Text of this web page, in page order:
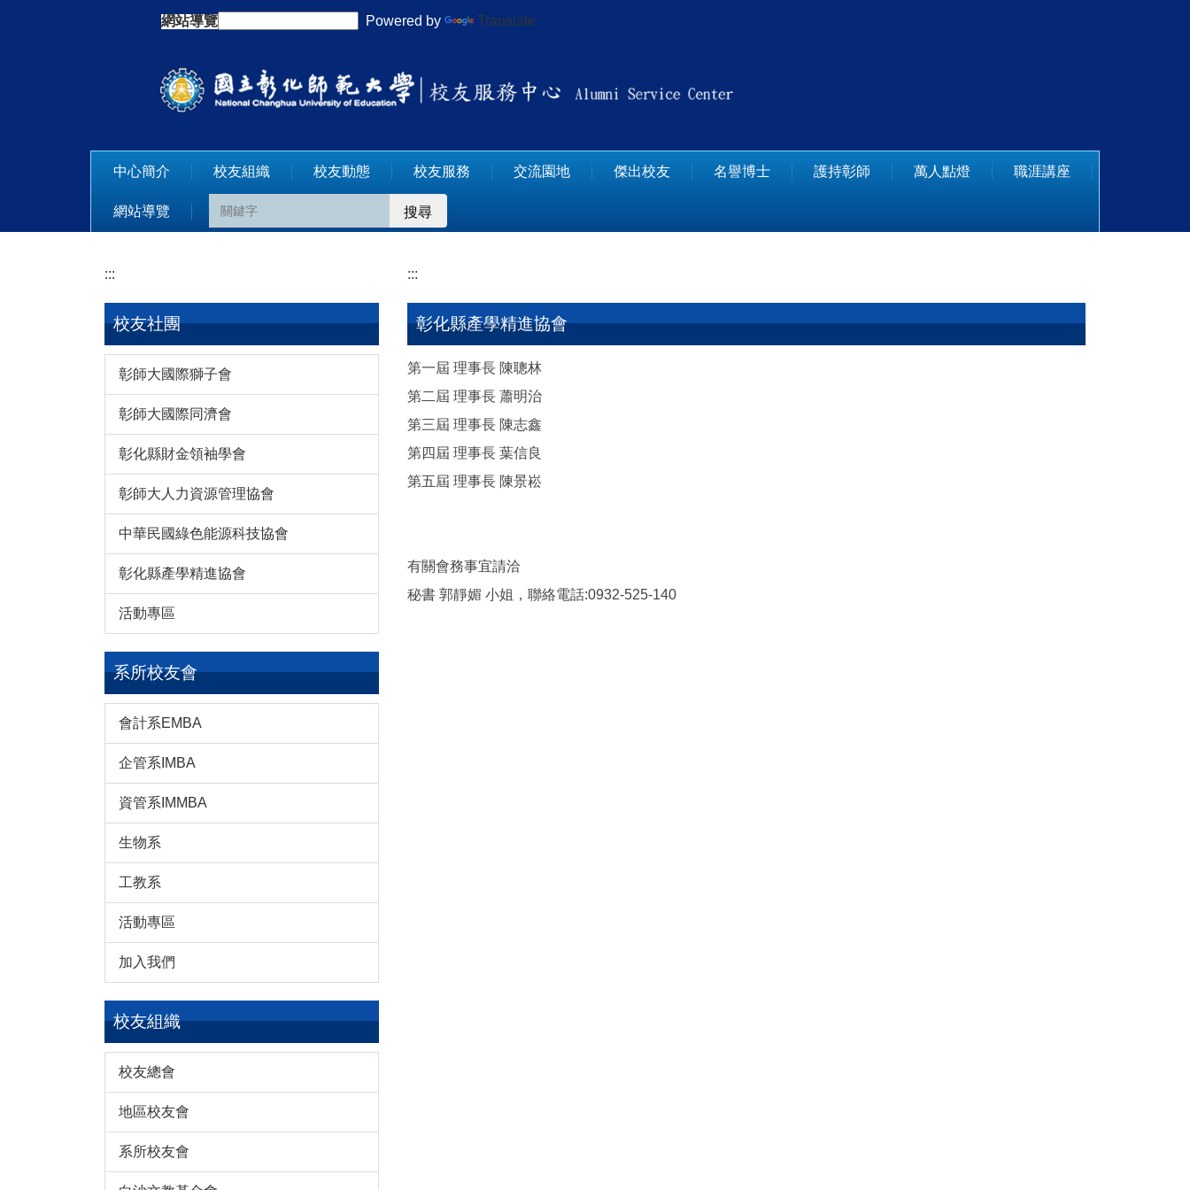
網站導覽 Powered by Translate
中心簡介 校友組織 校友動態 校友服務 交流園地 傑出校友 名譽博士 護持彰師 萬人點燈 職涯講座
網站導覽 搜尋
:::
校友社團
彰師大國際獅子會
彰師大國際同濟會
彰化縣財金領袖學會
彰師大人力資源管理協會
中華民國綠色能源科技協會
彰化縣產學精進協會
活動專區
系所校友會
會計系EMBA
企管系IMBA
資管系IMMBA
生物系
工教系
活動專區
加入我們
校友組織
校友總會
地區校友會
系所校友會
:::
彰化縣產學精進協會
第一屆 理事長 陳聰林
第二屆 理事長 蕭明治
第三屆 理事長 陳志鑫
第四屆 理事長 葉信良
第五屆 理事長 陳景崧
有關會務事宜請洽
秘書 郭靜媚 小姐，聯絡電話:0932-525-140